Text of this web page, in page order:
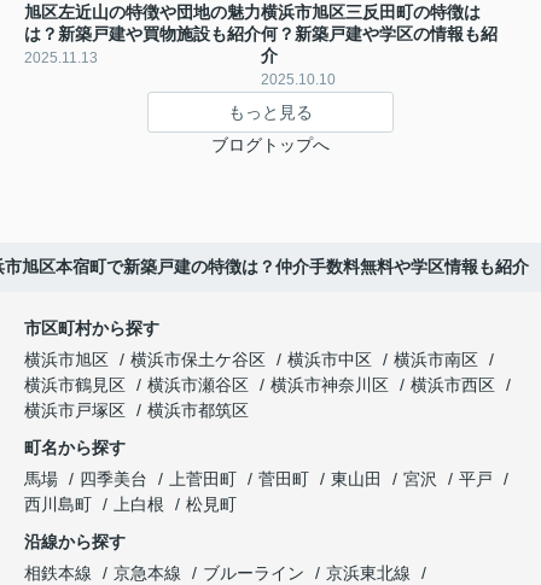
旭区左近山の特徴や団地の魅力
は？新築戸建や買物施設も紹介
2025.11.13
横浜市旭区三反田町の特徴は
何？新築戸建や学区の情報も紹
介
2025.10.10
もっと見る
ブログトップへ
市旭区本宿町で新築戸建の特徴は？仲介手数料無料や学区情報も紹介
市区町村から探す
横浜市旭区
横浜市保土ケ谷区 横浜市中区
横浜市南区
横浜市鶴見区
横浜市瀬谷区 横浜市神奈川区
横浜市西区
横浜市戸塚区
横浜市都筑区
町名から探す
馬場
四季美台 上菅田町 菅田町 東山田 宮沢
平戸
西川島町
上白根
松見町
沿線から探す
相鉄本線
京急本線 ブルーライン
京浜東北線